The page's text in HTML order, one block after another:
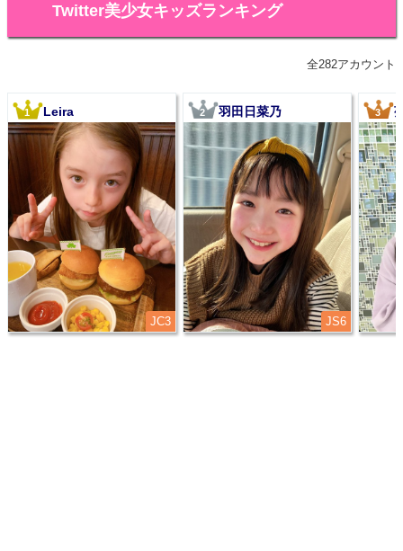
Twitter美少女キッズランキング
全282アカウント
1 Leira
JC3
2 羽田日菜乃
JS6
3